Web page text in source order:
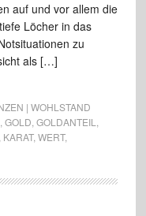
auf und vor allem die
Löcher in das
zu
als […]
| WOHLSTAND
GOLD GOLDANTEIL
KARAT, WERT,